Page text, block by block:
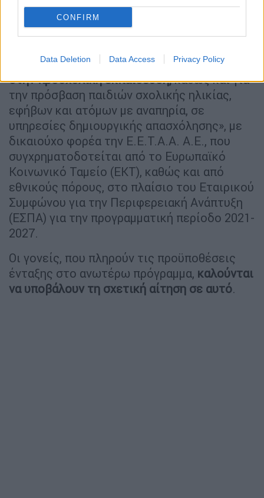
CONFIRM
Data Deletion Data Access Privacy Policy
βρεφών και νηπίων και οι δικαιούχοι θα
μπορούν να υποβάλουν ενστάσεις.
και υποστήριξη παιδιών για τηνένταξή τους
στην προσχολική εκπαίδευση,καθώς και για
την πρόσβαση παιδιών σχολικής ηλικίας,
εφήβων και ατόμων με αναπηρία, σε
υπηρεσίες δημιουργικής απασχόλησης», με
δικαιούχο φορέα την Ε.Ε.Τ.Α.Α. Α.Ε., που
συγχρηματοδοτείται από το Ευρωπαϊκό
Κοινωνικό Ταμείο (ΕΚΤ), καθώς και από
εθνικούς πόρους, στο πλαίσιο του Εταιρικού
Συμφώνου για την Περιφερειακή Ανάπτυξη
(ΕΣΠΑ) για την προγραμματική περίοδο 2021-
2027.
Οι γονείς, που πληρούν τις προϋποθέσεις
ένταξης στο ανωτέρω πρόγραμμα, καλούνται
να υποβάλουν τη σχετική αίτηση σε αυτό.